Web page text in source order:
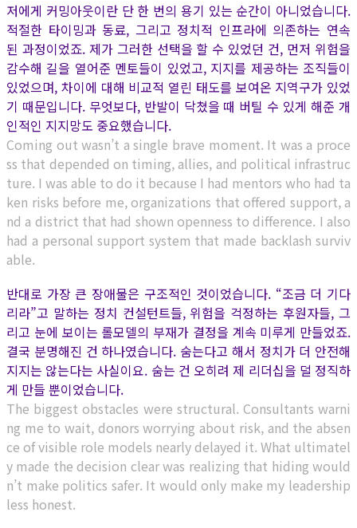
저에게 커밍아웃이란 단 한 번의 용기 있는 순간이 아니었습니다.
적절한 타이밍과 동료, 그리고 정치적 인프라에 의존하는 연속
된 과정이었죠. 제가 그러한 선택을 할 수 있었던 건, 먼저 위험을
감수해 길을 열어준 멘토들이 있었고, 지지를 제공하는 조직들이
있었으며, 차이에 대해 비교적 열린 태도를 보여온 지역구가 있었
기 때문입니다. 무엇보다, 반발이 닥쳤을 때 버틸 수 있게 해준 개
인적인 지지망도 중요했습니다.
Coming out wasn’t a single brave moment. It was a proce
ss that depended on timing, allies, and political infrastruc
ture. I was able to do it because I had mentors who had ta
ken risks before me, organizations that offered support, a
nd a district that had shown openness to difference. I also
had a personal support system that made backlash surviv
able.
반대로 가장 큰 장애물은 구조적인 것이었습니다. “조금 더 기다
리라”고 말하는 정치 컨설턴트들, 위험을 걱정하는 후원자들, 그
리고 눈에 보이는 롤모델의 부재가 결정을 계속 미루게 만들었죠.
결국 분명해진 건 하나였습니다. 숨는다고 해서 정치가 더 안전해
지지는 않는다는 사실이요. 숨는 건 오히려 제 리더십을 덜 정직하
게 만들 뿐이었습니다.
The biggest obstacles were structural. Consultants warni
ng me to wait, donors worrying about risk, and the absen
ce of visible role models nearly delayed it. What ultimatel
y made the decision clear was realizing that hiding would
n’t make politics safer. It would only make my leadership
less honest.